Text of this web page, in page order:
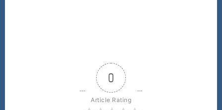
0
Article Rating